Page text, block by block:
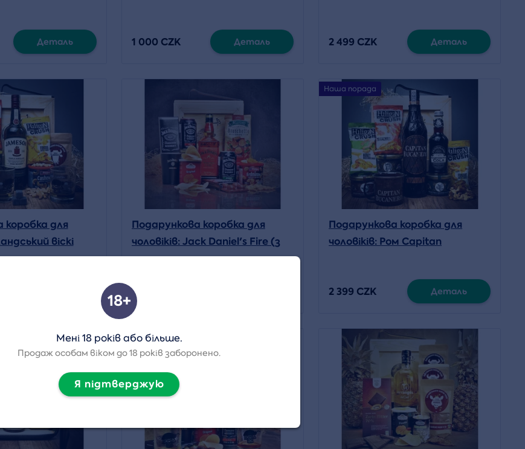
Деталь 1 000 CZK Деталь 2 499 CZK Деталь
коробка для
віскі
Подарункова коробка для
чоловіків: Jack Daniel's Fire (з
ломом)
2 599 CZK
Наша порада
Подарункова коробка для
чоловіків: Ром Capitan
2 399 CZK
Деталь
18+
Мені 18 років або більше.
Продаж особам віком до 18 років заборонено.
Я підтверджую